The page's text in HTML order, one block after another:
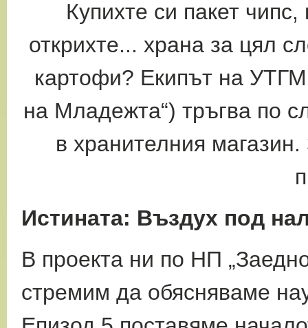
Купихте си пакет
открихте... храна за цял
картофи? Екипът на
на Младежта“) тръгва по
в хранителния
Истината: Въздух под
В проекта ни по НП
стремим да обясняваме